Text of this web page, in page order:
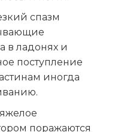
спазм
в ладонях и
поступление
иногда
поражаются